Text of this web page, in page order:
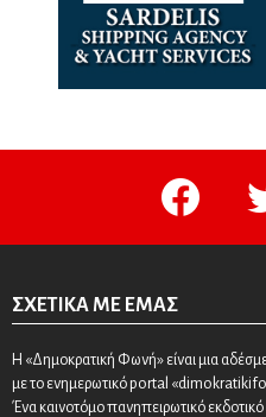
facebook
ΣΧΕΤΙΚΆ ΜΕ ΕΜΆΣ
Η «Δημοκρατική Φωνή» είναι μια
με το ενημερωτικό portal
Ένα καινοτόμο πανηπειρωτικό εκδοτικό